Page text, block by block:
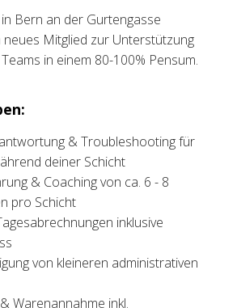
Bern an der Gurtengasse
Mitglied zur Unterstützung
in einem 80-100% Pensum.
& Troubleshooting für
deiner Schicht
& Coaching von ca. 6 - 8
pro Schicht
inklusive
von kleineren administrativen
Warenannahme inkl.